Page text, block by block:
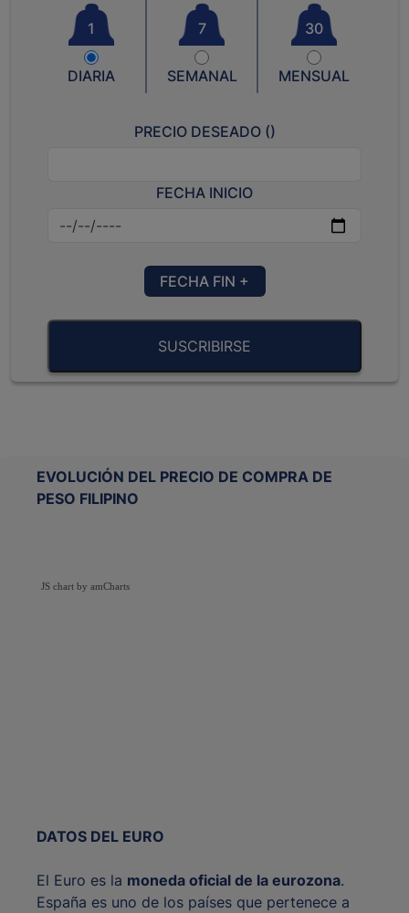
1
DIARIA
7
SEMANAL
30
MENSUAL
PRECIO DESEADO ()
FECHA INICIO
FECHA FIN +
SUSCRIBIRSE
EVOLUCIÓN DEL PRECIO DE COMPRA DE
PESO FILIPINO
JS chart by amCharts
DATOS DEL EURO
El Euro es la moneda oficial de la eurozona.
España es uno de los países que pertenece a